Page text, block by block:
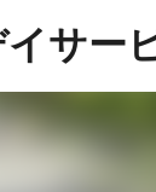
サー